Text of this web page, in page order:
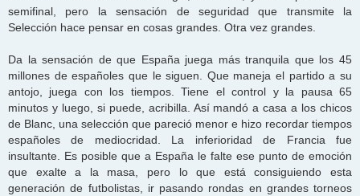
semifinal, pero la sensación de seguridad que transmite la
Selección hace pensar en cosas grandes. Otra vez grandes.
Da la sensación de que España juega más tranquila que los 45
millones de españoles que le siguen. Que maneja el partido a su
antojo, juega con los tiempos. Tiene el control y la pausa 65
minutos y luego, si puede, acribilla. Así mandó a casa a los chicos
de Blanc, una selección que pareció menor e hizo recordar tiempos
españoles de mediocridad. La inferioridad de Francia fue
insultante. Es posible que a España le falte ese punto de emoción
que exalte a la masa, pero lo que está consiguiendo esta
generación de futbolistas, ir pasando rondas en grandes torneos